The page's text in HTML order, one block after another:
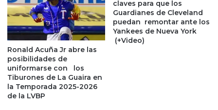
Ronald Acuña Jr abre las
posibilidades de
uniformarse con los
Tiburones de La Guaira en
la Temporada 2025-2026
de la LVBP
claves para que los
Guardianes de Cleveland
puedan remontar ante los
Yankees de Nueva York
(+Video)